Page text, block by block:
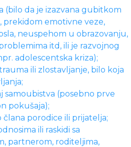
(bilo da je izazvana gubitkom
prekidom emotivne veze,
neuspehom u obrazovanju,
itd, ili je razvojnog
adolescentska kriza);
ili zlostavljanje, bilo koja
samoubistva (posebno prve
pokušaja);
člana porodice ili prijatelja;
ili raskidi sa
partnerom, roditeljima,